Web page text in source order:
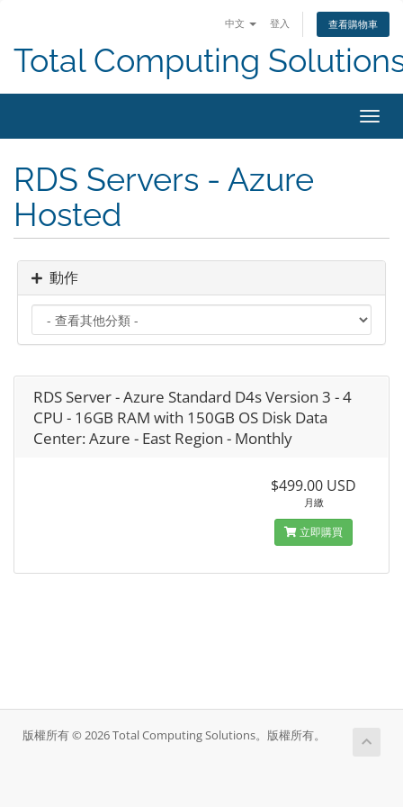
中文 登入 查看購物車
Total Computing
切
換
RDS Servers - Azure
Hosted
動作
RDS Server - Azure Standard D4s Version 3 - 4
CPU - 16GB RAM with 150GB OS Disk Data
Center: Azure - East Region - Monthly
$499.00 USD
月繳
立即購買
版權所有 © 2026 Total Computing Solutions。版權所有。